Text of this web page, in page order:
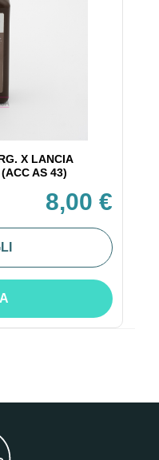
X LANCIA
AS 43)
8,00 €